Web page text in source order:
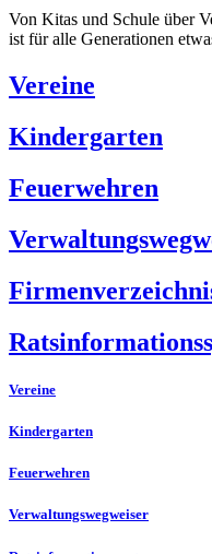
Von Kitas und Schule über
ist für alle Generationen
Vereine
Kindergarten
Feuerwehren
Vereine
Kindergarten
Feuerwehren
Verwaltungswegweiser